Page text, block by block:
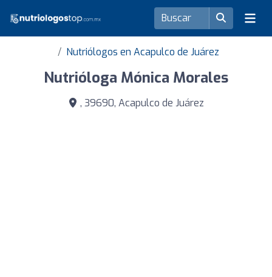
Nutriólogos en Acapulco de Juárez
Nutrióloga Mónica Morales
, 39690, Acapulco de Juárez